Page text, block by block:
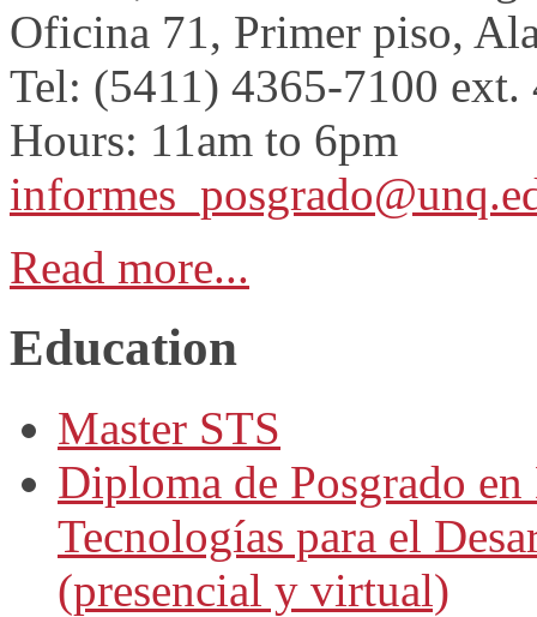
Oficina 71, Primer piso,
Tel: (5411) 4365-7100 ext.
Hours: 11am to 6pm
Read more...
Education
Master STS
Diploma de Posgrado
Tecnologías para el
(presencial y virtual)